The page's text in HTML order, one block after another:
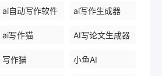
ai自动写作软件 ai写作生成器
ai写作猫 AI写论文生成器
写作猫 小鱼AI